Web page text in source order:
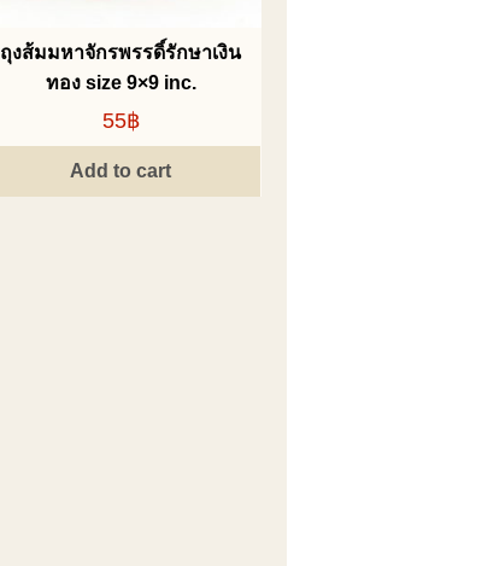
ถุงส้มมหาจักรพรรดิ์รักษาเงิน
ทอง size 9×9 inc.
55฿
Add to cart